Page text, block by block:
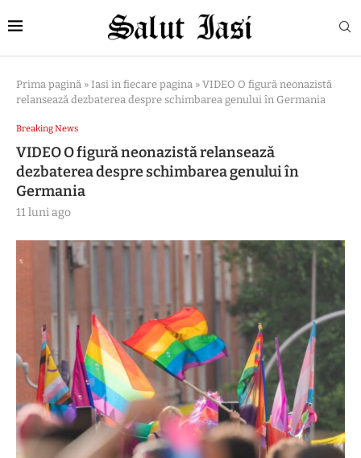
Prima pagină » Iasi in fiecare pagina » VIDEO O figură neonazistă
relansează dezbaterea despre schimbarea genului în Germania
Breaking News
VIDEO O figură neonazistă relansează
dezbaterea despre schimbarea genului în
Germania
11 luni ago